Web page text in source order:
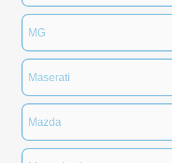
MG
Maserati
Mazda